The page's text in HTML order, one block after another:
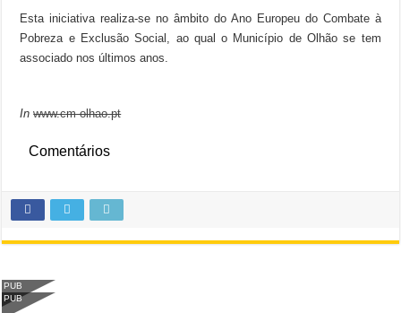
Esta iniciativa realiza-se no âmbito do Ano Europeu do Combate à
Pobreza e Exclusão Social, ao qual o Município de Olhão se tem
associado nos últimos anos.
Inwww.cm-olhao.pt
Comentários
PUB
PUB